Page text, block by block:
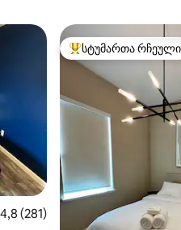
შეფასებაა 5‑დან 4,8,
4,8 (281)
სტუმართა რჩეული
სტუმართა რჩეული